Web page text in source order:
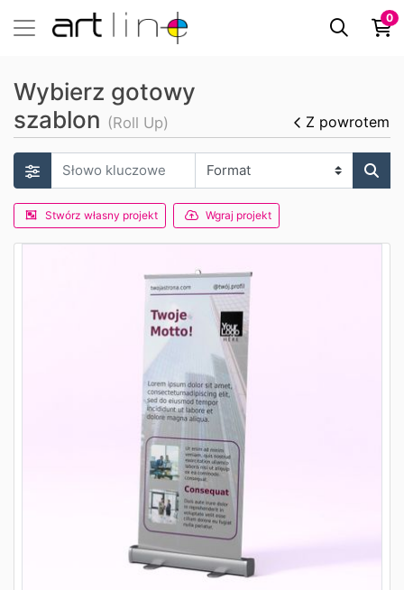
0
Wybierz gotowy
szablon (Roll Up) Z powrotem
Stwórz własny projekt Wgraj projekt